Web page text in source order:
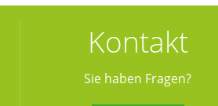
Kontakt
Sie haben Fragen?